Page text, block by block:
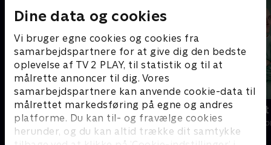
Dine data og cookies
Vi bruger egne cookies og cookies fra
samarbejdspartnere for at give dig den bedste
oplevelse af TV 2 PLAY, til statistik og til at
målrette annoncer til dig. Vores
samarbejdspartnere kan anvende cookie-data til
målrettet markedsføring på egne og andres
platforme. Du kan til- og fravælge cookies
herunder, og du kan altid trække dit samtykke
Happy fucking Pride
Drama • 1 sæsoner
Fake Patient
Drama • 1